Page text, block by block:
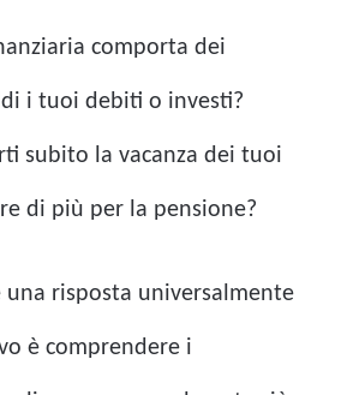
comporta dei
i tuoi debiti o investi?
subito la vacanza dei tuoi
di più per la pensione?
una risposta universalmente
è comprendere i